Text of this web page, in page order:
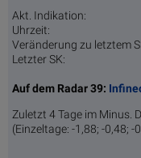
Akt. Indikation:
Uhrzeit:
Veränderung zu letztem
Letzter SK:
Auf dem Radar 39:
Zuletzt 4 Tage im Minus.
(Einzeltage: -1,88; -0,48; -